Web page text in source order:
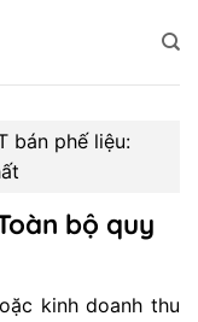
bán phế liệu:
bộ quy
kinh doanh thu